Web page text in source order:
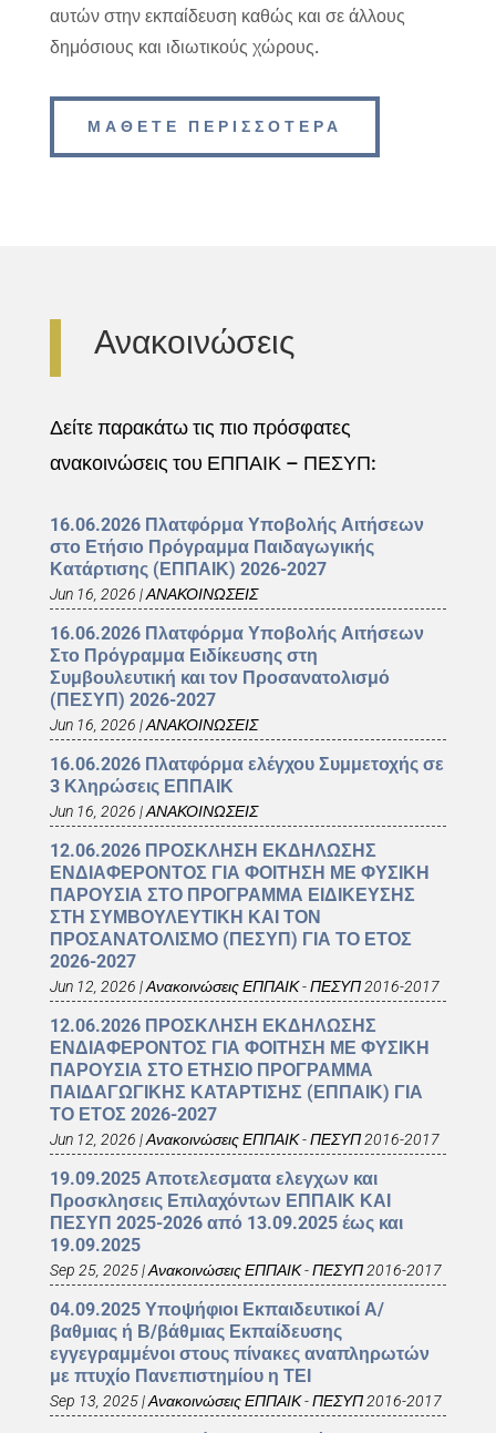
αυτών στην εκπαίδευση καθώς και σε άλλους
δημόσιους και ιδιωτικούς χώρους.
ΜΑΘΕΤΕ ΠΕΡΙΣΣΟΤΕΡΑ
Ανακοινώσεις
Δείτε παρακάτω τις πιο πρόσφατες
ανακοινώσεις του ΕΠΠΑΙΚ – ΠΕΣΥΠ:
16.06.2026 Πλατφόρμα Υποβολής Αιτήσεων
στο Ετήσιο Πρόγραμμα Παιδαγωγικής
Κατάρτισης (ΕΠΠΑΙΚ) 2026-2027
Jun 16, 2026 |ΑΝΑΚΟΙΝΩΣΕΙΣ
16.06.2026 Πλατφόρμα Υποβολής Αιτήσεων
Στο Πρόγραμμα Ειδίκευσης στη
Συμβουλευτική και τον Προσανατολισμό
(ΠΕΣΥΠ) 2026-2027
Jun 16, 2026 |ΑΝΑΚΟΙΝΩΣΕΙΣ
16.06.2026 Πλατφόρμα ελέγχου Συμμετοχής σε
3 Κληρώσεις ΕΠΠΑΙΚ
Jun 16, 2026 |ΑΝΑΚΟΙΝΩΣΕΙΣ
12.06.2026 ΠΡΟΣΚΛΗΣΗ ΕΚΔΗΛΩΣΗΣ
ΕΝΔΙΑΦΕΡΟΝΤΟΣ ΓΙΑ ΦΟΙΤΗΣΗ ΜΕ ΦΥΣΙΚΗ
ΠΑΡΟΥΣΙΑ ΣΤΟ ΠΡΟΓΡΑΜΜΑ ΕΙΔΙΚΕΥΣΗΣ
ΣΤΗ ΣΥΜΒΟΥΛΕΥΤΙΚΗ ΚΑΙ ΤΟΝ
ΠΡΟΣΑΝΑΤΟΛΙΣΜΟ (ΠΕΣΥΠ) ΓΙΑ ΤΟ ΕΤΟΣ
2026-2027
Jun 12, 2026 |Ανακοινώσεις ΕΠΠΑΙΚ - ΠΕΣΥΠ 2016-2017
12.06.2026 ΠΡΟΣΚΛΗΣΗ ΕΚΔΗΛΩΣΗΣ
ΕΝΔΙΑΦΕΡΟΝΤΟΣ ΓΙΑ ΦΟΙΤΗΣΗ ΜΕ ΦΥΣΙΚΗ
ΠΑΡΟΥΣΙΑ ΣΤΟ ΕΤΗΣΙΟ ΠΡΟΓΡΑΜΜΑ
ΠΑΙΔΑΓΩΓΙΚΗΣ ΚΑΤΑΡΤΙΣΗΣ (ΕΠΠΑΙΚ) ΓΙΑ
ΤΟ ΕΤΟΣ 2026-2027
Jun 12, 2026 |Ανακοινώσεις ΕΠΠΑΙΚ - ΠΕΣΥΠ 2016-2017
19.09.2025 Αποτελεσματα ελεγχων και
Προσκλησεις Επιλαχόντων ΕΠΠΑΙΚ ΚΑΙ
ΠΕΣΥΠ 2025-2026 από 13.09.2025 έως και
19.09.2025
Sep 25, 2025|Ανακοινώσεις ΕΠΠΑΙΚ - ΠΕΣΥΠ 2016-2017
04.09.2025 Υποψήφιοι Εκπαιδευτικοί Α/
βαθμιας ή Β/βάθμιας Εκπαίδευσης
εγγεγραμμένοι στους πίνακες αναπληρωτών
με πτυχίο Πανεπιστημίου η ΤΕΙ
Sep 13, 2025|Ανακοινώσεις ΕΠΠΑΙΚ - ΠΕΣΥΠ 2016-2017